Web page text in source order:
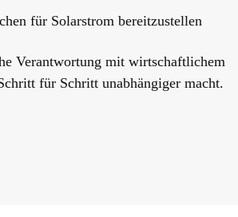
für Solarstrom bereitzustellen
Verantwortung mit wirtschaftlichem
für Schritt unabhängiger macht.